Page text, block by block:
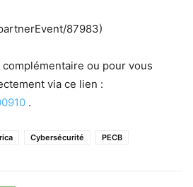
87983)
ou pour vous
via ce lien :
.
Cybersécurité PECB